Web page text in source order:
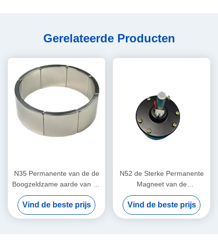
Gerelateerde Producten
N35 Permanente van de de
Boogzeldzame aarde van de
Neodymiummotor Magneten
Gebogen het
Segmentmagneet
Vind de beste prijs
N52 de Sterke Permanente
Magneet van de
Neodymiumzeldzame aarde
voor Windgenerators/Motor
Vind de beste prijs